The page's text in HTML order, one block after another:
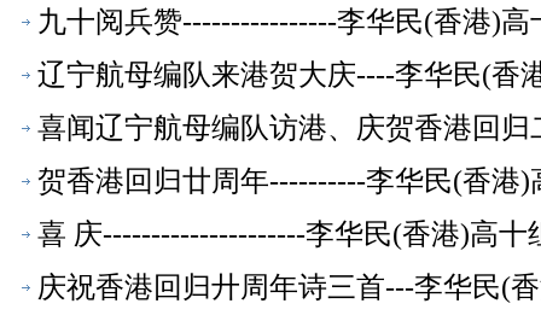
九十阅兵赞----------------李华民(香港)
辽宁航母编队来港贺大庆----李华民(香
喜闻辽宁航母编队访港、庆贺香港回
萃】
贺香港回归廿周年----------李华民(香港
喜 庆---------------------李华民(香港)高十
庆祝香港回归廾周年诗三首---李华民(